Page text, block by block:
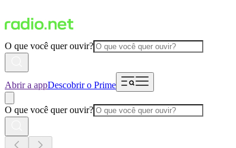
O que você quer ouvir?
Abrir a appDescobrir o Prime
O que você quer ouvir?